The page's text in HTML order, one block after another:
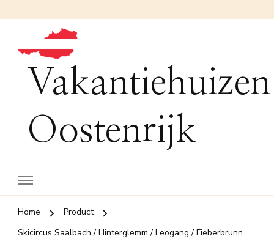
Vakantiehuizen
Oostenrijk
Home
Product
Skicircus Saalbach / Hinterglemm / Leogang / Fieberbrunn